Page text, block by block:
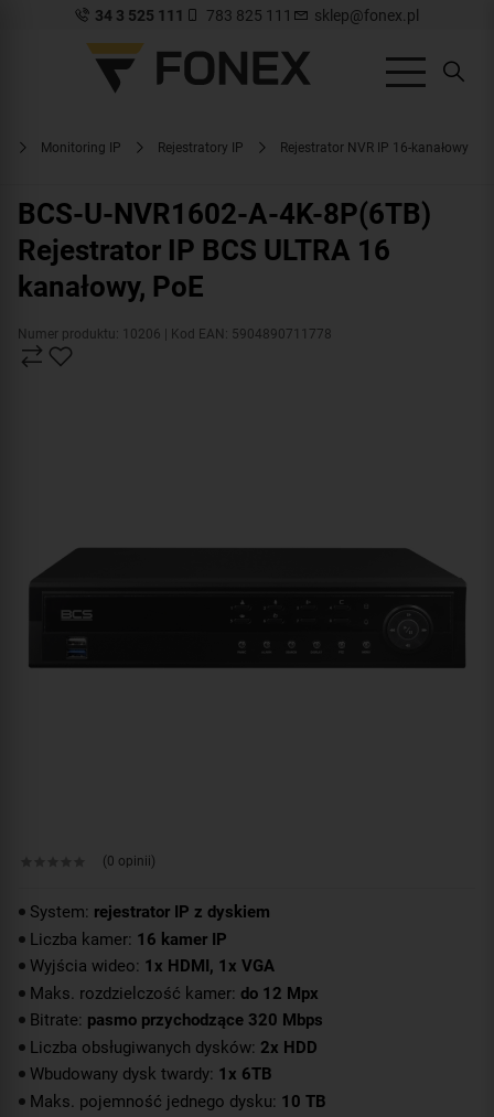
34 3 525 111 783 825 111 sklep@fonex.pl
Monitoring IP Rejestratory IP Rejestrator NVR IP 16-kanałowy
BCS-U-NVR1602-A-4K-8P(6TB)
Rejestrator IP BCS ULTRA 16
kanałowy, PoE
Numer produktu: 10206 | Kod EAN: 5904890711778
(0 opinii)
System: rejestrator IP z dyskiem
Liczba kamer: 16 kamer IP
Wyjścia wideo: 1x HDMI, 1x VGA
Maks. rozdzielczość kamer: do 12 Mpx
Bitrate: pasmo przychodzące 320 Mbps
Liczba obsługiwanych dysków: 2x HDD
Wbudowany dysk twardy: 1x 6TB
Maks. pojemność jednego dysku: 10 TB